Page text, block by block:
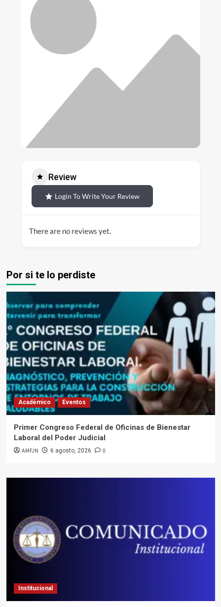
Review
Login To Write Your Review
There are no reviews yet.
Por si te lo perdiste
Académico Eventos
Primer Congreso Federal de Oficinas de Bienestar
Laboral del Poder Judicial
AMFJN 6 agosto, 2026 0
Institucional